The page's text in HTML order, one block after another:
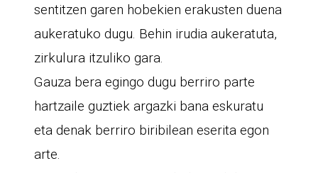
sentitzen garen hobekien erakusten duena
aukeratuko dugu. Behin irudia aukeratuta,
zirkulura itzuliko gara.
Gauza bera egingo dugu berriro parte
hartzaile guztiek argazki bana eskuratu
eta denak berriro biribilean eserita egon
arte.